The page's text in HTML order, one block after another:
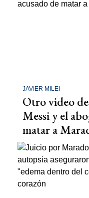
JAVIER MILEI
Otro video
Messi y el
matar a